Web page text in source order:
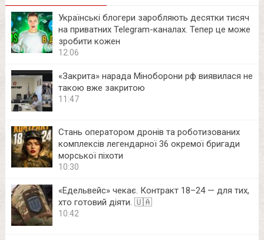
Українські блогери заробляють десятки тисяч
на приватних Telegram-каналах. Тепер це може
зробити кожен
12:06
«Закрита» нарада Міноборони рф виявилася не
такою вже закритою
11:47
Стань оператором дронів та роботизованих
комплексів легендарної 36 окремої бригади
морської піхоти
10:30
«Едельвейс» чекає. Контракт 18–24 — для тих,
хто готовий діяти. 🇺🇦
10:42